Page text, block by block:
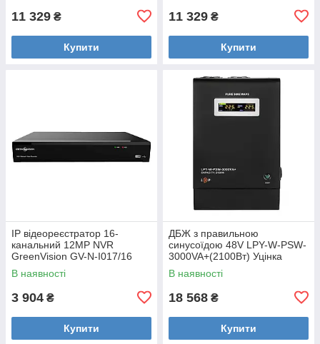
11 329 ₴
Купити
11 329 ₴
Купити
IP відеореєстратор 16-
канальний 12MP NVR
GreenVision GV-N-I017/16
Уцінка
В наявності
3 904 ₴
Купити
ДБЖ з правильною
синусоїдою 48V LPY-W-PSW-
3000VA+(2100Вт) Уцінка
В наявності
18 568 ₴
Купити